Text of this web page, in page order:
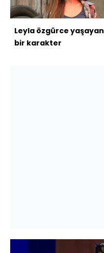
Leyla özgürce yaşayan
bir karakter